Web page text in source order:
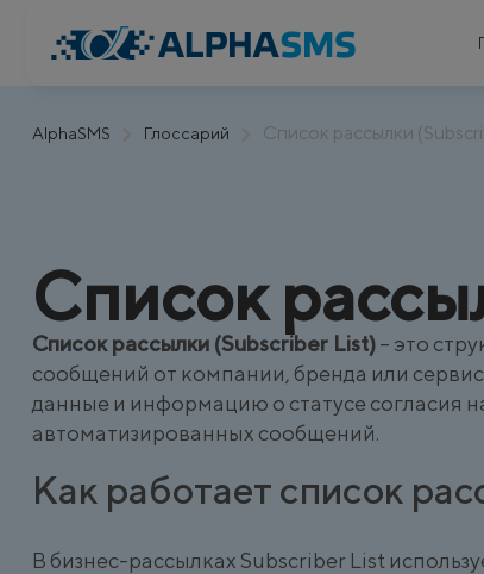
AlphaSMS Глоссарий Список рассылки
Список
Список рассылки (Subscriber List)– это
сообщений от компании, бренда или
данные и информацию о статусе согласия
автоматизированных сообщений.
Как работает список
В бизнес-рассылках Subscriber List